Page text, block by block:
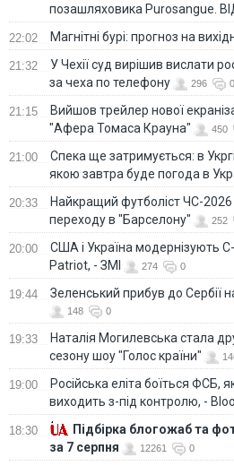
позашляховика Purosangue.
22:02 Магнітні бурі: прогноз на
21:32
У Чехії суд вирішив вислати
за чеха по телефону
296 0
21:15
Вийшов трейлер нової
"Афера Томаса Крауна"
450
21:00
Спека ще затримується: в
якою завтра буде погода в
20:33
Найкращий футболіст ЧС-
переходу в "Барселону"
252
20:00
США і Україна модернізують
Patriot, - ЗМІ
274 0
19:44 Зеленський прибув до Сербії
148 0
19:33
Наталія Могилевська стала
сезону шоу "Голос країни"
19:00
Російська еліта боїться ФСБ,
виходить з-під контролю, -
18:30
Підбірка блогожаб та
за 7 серпня
12261 0